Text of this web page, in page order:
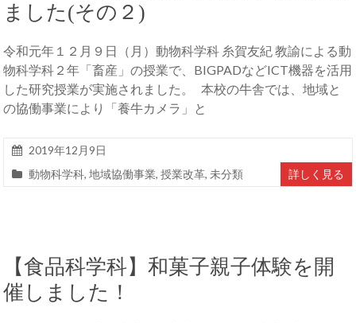
ました(その２)
令和元年１２月９日（月）動物科学科 糸賀友紀 教諭による動
物科学科２年「畜産」の授業で、BIGPADなどICT機器を活用
した研究授業が実施されました。 本校の牛舎では、地域と
の協働事業により「養牛カメラ」と
2019年12月9日
動物科学科,地域協働事業,授業改革, 未分類 詳しく見る
【食品科学科】和菓子親子体験を開
催しました！